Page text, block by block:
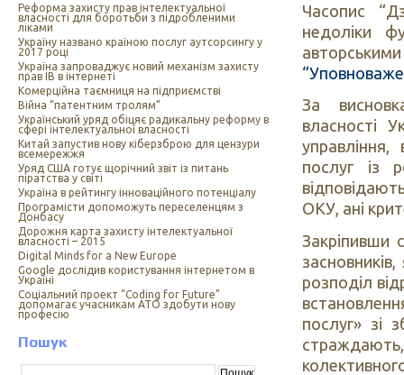
Реформа захисту прав інтелектуальної
власності для боротьби з підробленими
ліками
Україну названо країною послуг аутсорсингу у
2017 році
Україна запроваджує новий механізм захисту
прав ІВ в інтернеті
Комерційна таємниця на підприємстві
Війна “патентним тролям”
Український уряд обіцяє радикальну реформу в
сфері інтелектуальної власності
Китай запустив нову кіберзброю для цензури
всемережжя
Уряд США готує щорічний звіт із питань
піратства у світі
Україна в рейтингу інноваційного потенціалу
Програмісти допоможуть переселенцям з
Донбасу
Дорожня карта захисту інтелектуальної
власності – 2015
Digital Minds for a New Europe
Google дослідив користування інтернетом в
Україні
Cоціальний проект “Coding for Future”
допомагає учасникам АТО здобути нову
професію
Пошук
Часопис
недоліки
За
власності
послуг із
ОКУ, ані
розподіл
послуг» зі
страждають,